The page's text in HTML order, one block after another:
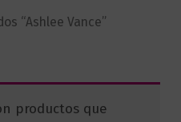
“Ashlee Vance”
productos que